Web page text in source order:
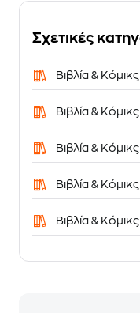
Σχετικές
Βιβλία & Κόμικς
Βιβλία & Κόμικς
Βιβλία & Κόμικς
Βιβλία & Κόμικς
Βιβλία & Κόμικς